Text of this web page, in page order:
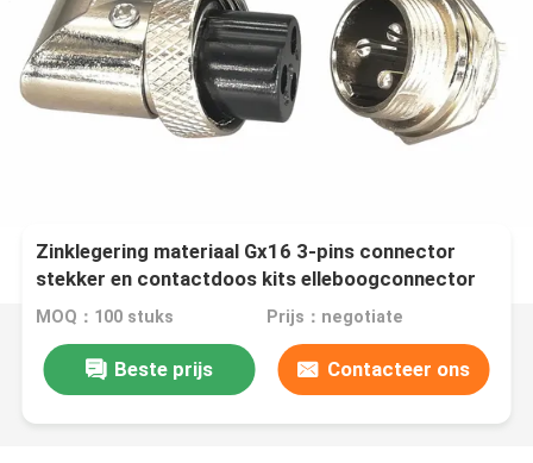
Zinklegering materiaal Gx16 3-pins connector
stekker en contactdoos kits elleboogconnector
MOQ：100 stuks Prijs：negotiate
Beste prijs Contacteer ons